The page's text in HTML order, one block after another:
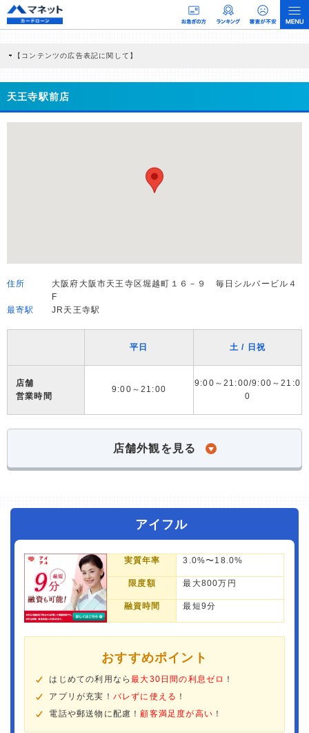
【コンテンツの広告表記に関して】
商品を根拠なくPRするものではなく、当編集部の調査／ユーザーへの口コミ収集な
どに基づき、公平性を担保した情報提供を行っています。
>提携企業一覧
天王寺駅前店
住所
大阪府大阪市天王寺区堀越町１６－９ 毎日シルバービル４
F
最寄駅
JR天王寺駅
平日 土 / 日祝
店舗
営業時間
9:00～21:00
9:00～21:00/9:00～21:0
0
店舗外観を見る
アイフル
実質年率 3.0%〜18.0%
限度額 最大800万円
融資時間 最短9分
おすすめポイント
はじめての利用なら最大30日間の利息ゼロ ！
アプリが充実！ バレずに使える ！
電話や郵送物に配慮！顧客満足度が高い ！